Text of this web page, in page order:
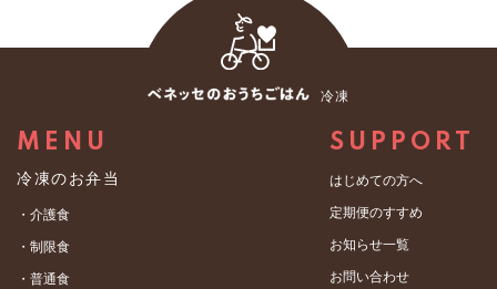
冷凍
MENU
冷凍のお弁当
・介護食
・制限食
・普通食
SUPPORT
はじめての方へ
定期便のすすめ
お知らせ一覧
お問い合わせ